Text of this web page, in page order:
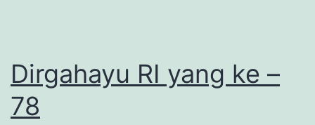
–
Dirgahayu RI yang ke –
78